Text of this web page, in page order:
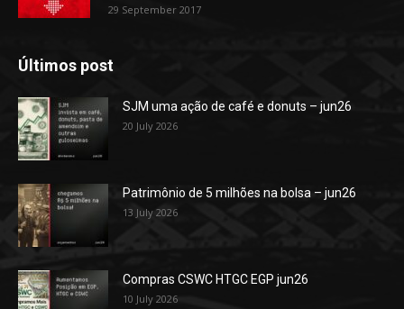
29 September 2017
Últimos post
SJM uma ação de café e donuts – jun26
20 July 2026
Patrimônio de 5 milhões na bolsa – jun26
13 July 2026
Compras CSWC HTGC EGP jun26
10 July 2026